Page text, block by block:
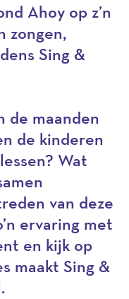
Ahoy op z’n
zongen,
Sing &
de maanden
de kinderen
Wat
van deze
ervaring met
en kijk op
maakt Sing &